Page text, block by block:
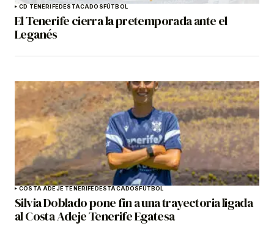
CD TENERIFEDESTACADOSFÚTBOL
El Tenerife cierra la pretemporada ante el
Leganés
COSTA ADEJE TENERIFEDESTACADOSFÚTBOL
Silvia Doblado pone fin a una trayectoria ligada
al Costa Adeje Tenerife Egatesa